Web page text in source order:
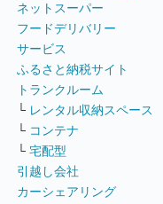
ネットスーパー
フードデリバリー
サービス
ふるさと納税サイト
トランクルーム
└ レンタル収納スペース
└ コンテナ
└ 宅配型
引越し会社
カーシェアリング